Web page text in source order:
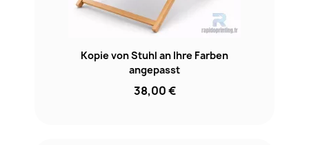
Kopie von Stuhl an Ihre Farben
angepasst
38,00 €